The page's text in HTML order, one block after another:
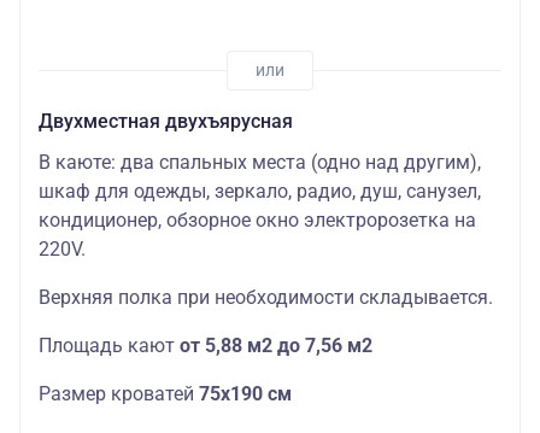
Двухместная двухъярусная
В каюте: два спальных места (одно над другим),
шкаф для одежды, зеркало, радио, душ, санузел,
кондиционер, обзорное окно электророзетка на
220V.
Верхняя полка при необходимости складывается.
Площадь кают от 5,88 м2 до 7,56 м2
Размер кроватей 75х190 см